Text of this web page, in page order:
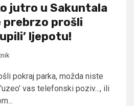
jutro u Sakuntala
prebrzo prošli
ljepotu!
pokraj parka, možda niste
vas telefonski poziv..., ili